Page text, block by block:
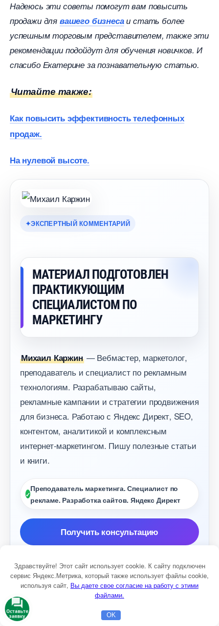
Надеюсь эти советы помогут вам повысить
продажи для ашего бизнесаи стать более
успешным торговым представителем, также эти
рекомендации подойдут для обучения новичков. И
спасибо Екатерине за познавательную статью.
Читайте также:
Как повысить эффективность телефонных
продаж.
На нулевой высоте.
ЭКСПЕРТНЫЙ КОММЕНТАРИЙ
МАТЕРИАЛ ПОДГОТОВЛЕН
ПРАКТИКУЮЩИМ
СПЕЦИАЛИСТОМ ПО
МАРКЕТИНГУ
Михаил Каржин— Вебмастер, маркетолог,
преподаватель и специалист по рекламным
технологиям. Разрабатываю сайты,
рекламные кампании и стратегии продвижения
для бизнеса. Работаю с Яндекс Директ, SEO,
контентом, аналитикой и комплексным
интернет-маркетингом. Пишу полезные статьи
и книги.
Преподаватель маркетинга. Специалист по
рекламе. Разработка сайтов. Яндекс Директ
Получить консультацию
Настройка Яндекс Директ Разработка сайто
ДРУГИЕ ИНТЕРЕСНЫЕ СТАТЬИ:
Здравствуйте! Этот сайт использует cookie. К сайту подключен
сервис Яндекс.Метрика, который также использует файлы cookie,
используя сайт, ы даете свое согласие на работу с этими
файлами.
OK
Оставьте
заявку